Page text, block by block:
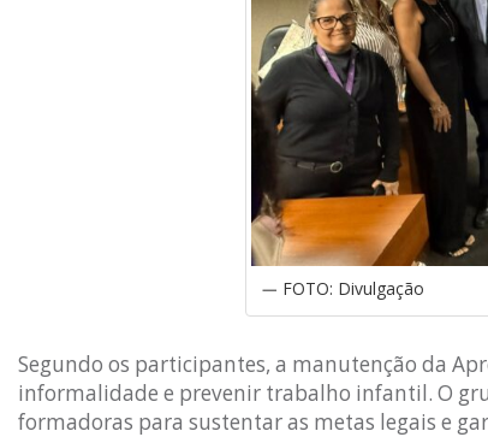
FOTO: Divulgação
Segundo os participantes, a manutenção da
informalidade e prevenir trabalho infantil. O
formadoras para sustentar as metas legais e